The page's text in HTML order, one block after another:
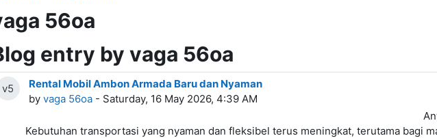
56oa
entry by vaga 56oa
v5
Rental Mobil Ambon Armada Baru dan Nyaman
by vaga 56oa - Saturday, 16 May 2026, 4:39 AM
Kebutuhan transportasi yang nyaman dan fleksibel terus meningkat, terutama bagi